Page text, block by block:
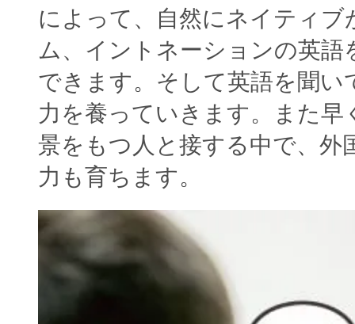
によって、自然にネイティブ
ム、イントネーションの英語
できます。そして英語を聞い
力を養っていきます。また早
景をもつ人と接する中で、外
力も育ちます。